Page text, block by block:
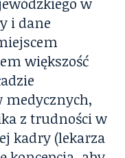
i dane
większość
z trudności w
kadry (lekarza